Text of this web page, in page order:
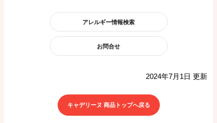
アレルギー情報検索
お問合せ
2024年7月1日 更新
キャデリーヌ 商品トップへ戻る